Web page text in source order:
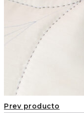
Prev producto